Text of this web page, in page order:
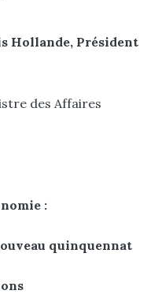
Hollande, Président
des Affaires
:
quinquennat